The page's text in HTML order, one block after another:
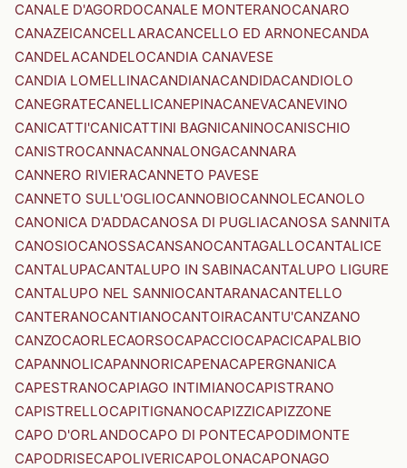
CANALE D'AGORDOCANALE MONTERANOCANARO
CANAZEICANCELLARACANCELLO ED ARNONECANDA
CANDELACANDELOCANDIA CANAVESE
CANDIA LOMELLINACANDIANACANDIDACANDIOLO
CANEGRATECANELLICANEPINACANEVACANEVINO
CANICATTI'CANICATTINI BAGNICANINOCANISCHIO
CANISTROCANNACANNALONGACANNARA
CANNERO RIVIERACANNETO PAVESE
CANNETO SULL'OGLIOCANNOBIOCANNOLECANOLO
CANONICA D'ADDACANOSA DI PUGLIACANOSA SANNITA
CANOSIOCANOSSACANSANOCANTAGALLOCANTALICE
CANTALUPACANTALUPO IN SABINACANTALUPO LIGURE
CANTALUPO NEL SANNIOCANTARANACANTELLO
CANTERANOCANTIANOCANTOIRACANTU'CANZANO
CANZOCAORLECAORSOCAPACCIOCAPACICAPALBIO
CAPANNOLICAPANNORICAPENACAPERGNANICA
CAPESTRANOCAPIAGO INTIMIANOCAPISTRANO
CAPISTRELLOCAPITIGNANOCAPIZZICAPIZZONE
CAPO D'ORLANDOCAPO DI PONTECAPODIMONTE
CAPODRISECAPOLIVERICAPOLONACAPONAGO